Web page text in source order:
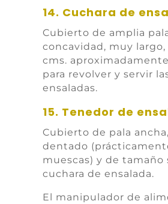
14. Cuchara de
Cubierto de amplia
concavidad, muy largo,
cms.
para revolver y servir
ensaladas.
15. Tenedor de
Cubierto de pala
dentado
muescas) y de tamaño
cuchara de ensalada.
El manipulador de